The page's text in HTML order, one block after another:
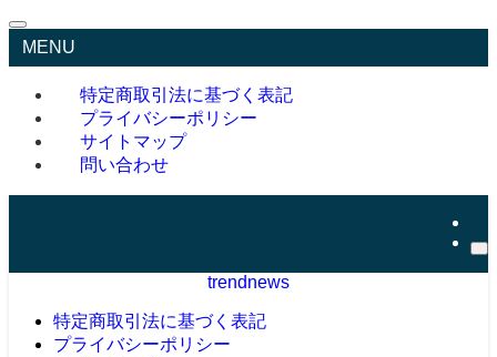
MENU
特定商取引法に基づく表記
プライバシーポリシー
サイトマップ
問い合わせ
trendnews
特定商取引法に基づく表記
プライバシーポリシー